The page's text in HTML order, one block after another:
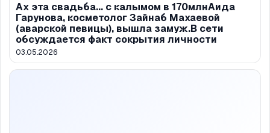
Ах эта свадьба... с калымом в 170млнАида
Гарунова, косметолог Зайнаб Махаевой
(аварской певицы), вышла замуж.В сети
обсуждается факт сокрытия личности
03.05.2026